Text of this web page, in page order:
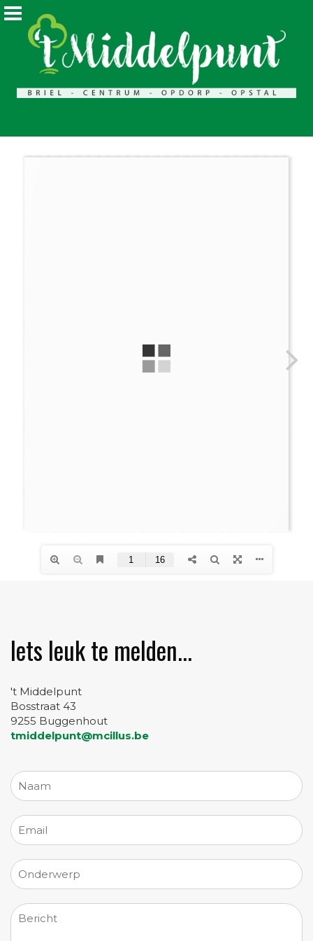
Iets leuk te melden...
't Middelpunt
Bosstraat 43
9255 Buggenhout
tmiddelpunt@mcillus.be